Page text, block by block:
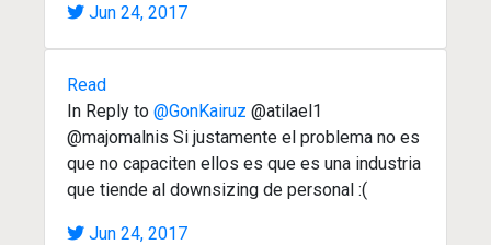
Jun 24, 2017
Read
In Reply to @GonKairuz @atilael1
@majomalnis Si justamente el problema no es
que no capaciten ellos es que es una industria
que tiende al downsizing de personal :(
Jun 24, 2017